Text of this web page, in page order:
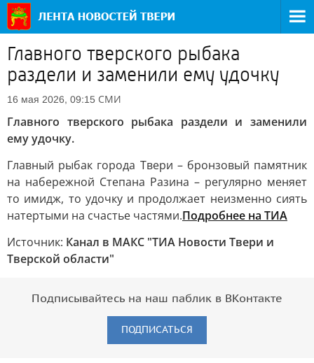
Главного тверского рыбака
раздели и заменили ему удочку
16 мая 2026, 09:15 СМИ
Главного тверского рыбака раздели и заменили
ему удочку.
Главный рыбак города Твери – бронзовый памятник
на набережной Степана Разина – регулярно меняет
то имидж, то удочку и продолжает неизменно сиять
натертыми на счастье частями.Подробнее на ТИА
Источник: Канал в МАКС "ТИА Новости Твери и
Тверской области"
Подписывайтесь на наш паблик в ВКонтакте
ПОДПИСАТЬСЯ